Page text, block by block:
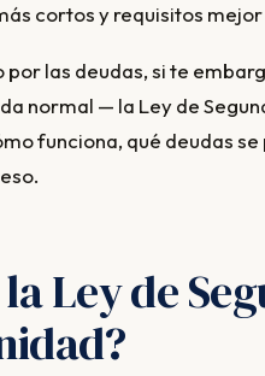
cortos y requisitos
por las deudas, si te
normal — la Ley de
funciona, qué deudas
la Ley de